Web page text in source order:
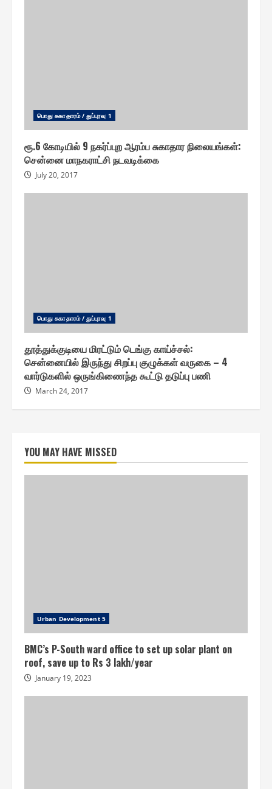
பொது சுகாதாரம் / துப்புரவு 1
ரூ.6 கோடியில் 9 நகர்ப்புற ஆரம்ப சுகாதார நிலையங்கள் :
சென்னை மாநகராட்சி நடவடிக்கை
July 20, 2017
பொது சுகாதாரம் / துப்புரவு 1
தூத்துக்குடியை மிரட்டும் டெங்கு காய்ச்சல் :
சென்னையில் இருந்து சிறப்பு குழுக்கள் வருகை – 4
வார்டுகளில் ஒருங்கிணைந்த கூட்டு தடுப்பு பணி
March 24, 2017
YOU MAY HAVE MISSED
Urban Development 5
BMC’s P-South ward office to set up solar plant on
roof, save up to Rs 3 lakh/year
January 19, 2023